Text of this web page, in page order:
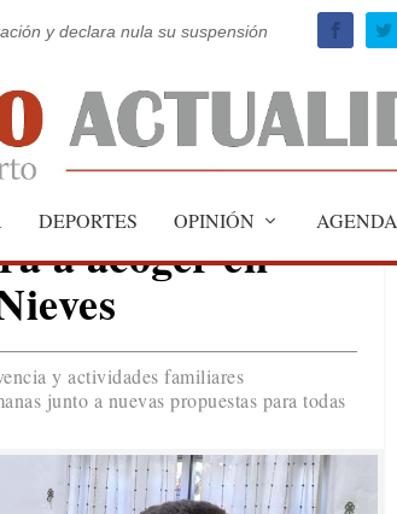
y declara nula su suspensión
DEPORTES OPINIÓN AGENDA
a acoger en
y actividades familiares
junto a nuevas propuestas para todas